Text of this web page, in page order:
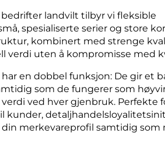
landvilt tilbyr vi fleksible
spesialiserte serier og store
kombinert med strenge
verdi uten å kompromisse med
en dobbel funksjon: De gir et
som de fungerer som
ved hver gjenbruk. Perfekte
merkevareprofil samtidig